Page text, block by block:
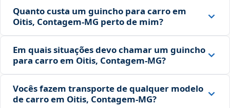
Quanto custa um guincho para carro em
Oitis, Contagem‑MG perto de mim?
Em quais situações devo chamar um guincho
para carro em Oitis, Contagem‑MG?
Vocês fazem transporte de qualquer modelo
de carro em Oitis, Contagem‑MG?